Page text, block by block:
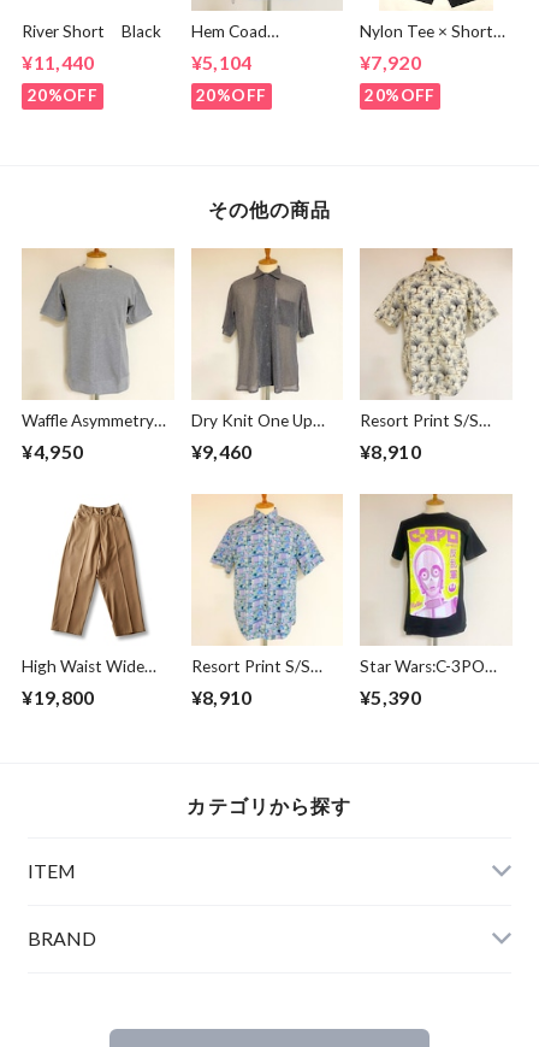
River Short Black
¥11,440
20%OFF
Hem Coad
Embroidery T-
shirts White /
Green
¥5,104
20%OFF
Nylon Tee × Shorts
Set Up Black
¥7,920
20%OFF
その他の商品
Waffle Asymmetry
Crew Neck S/S
Sweat Gray
¥4,950
Dry Knit One Up
Collar S/S Shirts
Beige
¥9,460
Resort Print S/S
Shirts Ivory
¥8,910
High Waist Wide
Work Trousers
Beige
¥19,800
Resort Print S/S
Shirts Green
¥8,910
Star Wars:C-3PO
Japanese Black
¥5,390
カテゴリから探す
ITEM
BRAND